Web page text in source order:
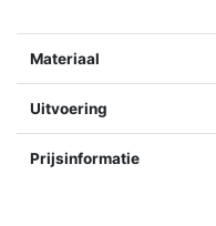
Materiaal
Uitvoering
Prijsinformatie